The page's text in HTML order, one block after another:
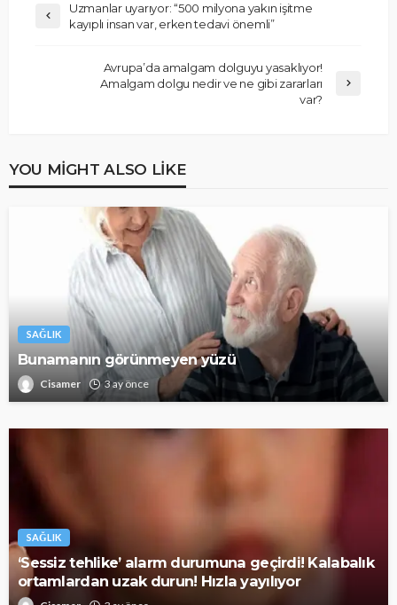
Uzmanlar uyarıyor: “500 milyona yakın işitme
kayıplı insan var, erken tedavi önemli”
Avrupa’da amalgam dolguyu yasaklıyor!
Amalgam dolgu nedir ve ne gibi zararları
var?
YOU MIGHT ALSO LIKE
SAĞLIK
Bunamanın görünmeyen yüzü
Cisamer 3 ay önce
SAĞLIK
‘Sessiz tehlike’ alarm durumuna geçirdi! Kalabalık
ortamlardan uzak durun! Hızla yayılıyor